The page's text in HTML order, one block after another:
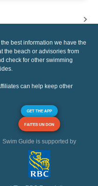
best information we have the
the beach or advisories from
check for other swimming
can help keep other
GET THE APP
FAITES UN DON
Swim Guide is supported by